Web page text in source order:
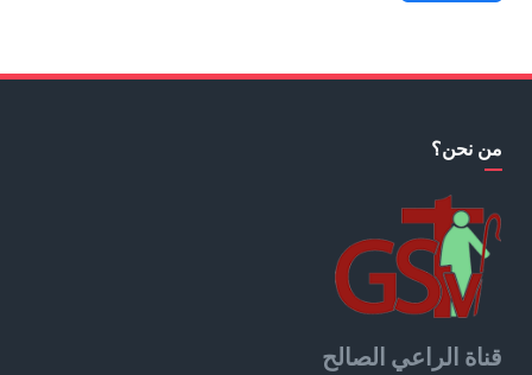
من نحن؟
قناة الراعي الصالح